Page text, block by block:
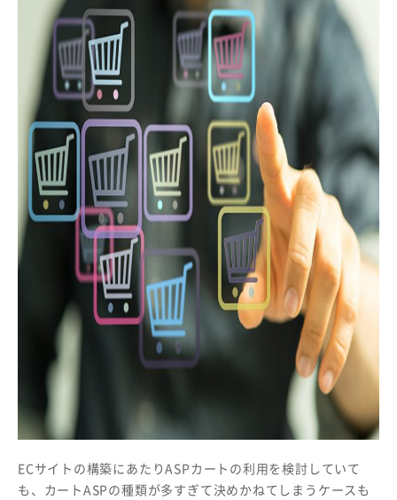
ECサイトの構築にあたりASPカートの利用を検討していて
も、カートASPの種類が多すぎて決めかねてしまうケースも